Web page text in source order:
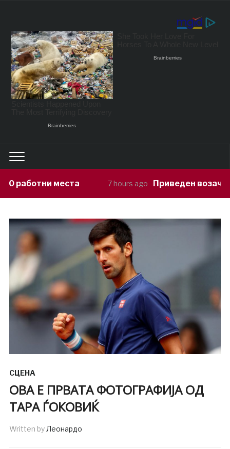
7 hours ago Приведен возач кој ја предизвикал
СЦЕНА
ОВА Е ПРВАТА ФОТОГРАФИЈА ОД
ТАРА ЃОКОВИЌ
Written byЛеонардо